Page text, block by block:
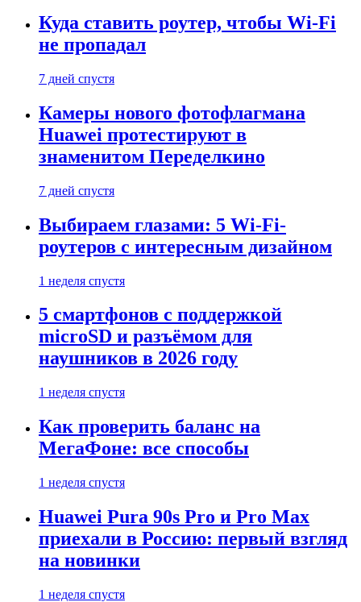
Куда ставить роутер, чтобы Wi-Fi
не пропадал
7 дней спустя
Камеры нового фотофлагмана
Huawei протестируют в
знаменитом Переделкино
7 дней спустя
Выбираем глазами: 5 Wi-Fi-
роутеров с интересным дизайном
1 неделя спустя
5 смартфонов с поддержкой
microSD и разъёмом для
наушников в 2026 году
1 неделя спустя
Как проверить баланс на
МегаФоне: все способы
1 неделя спустя
Huawei Pura 90s Pro и Pro Max
приехали в Россию: первый взгляд
на новинки
1 неделя спустя